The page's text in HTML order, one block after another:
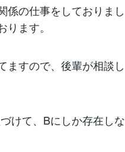
係の仕事をしておりまし
ます。
ますので、後輩が相談し
けて、Bにしか存在しな